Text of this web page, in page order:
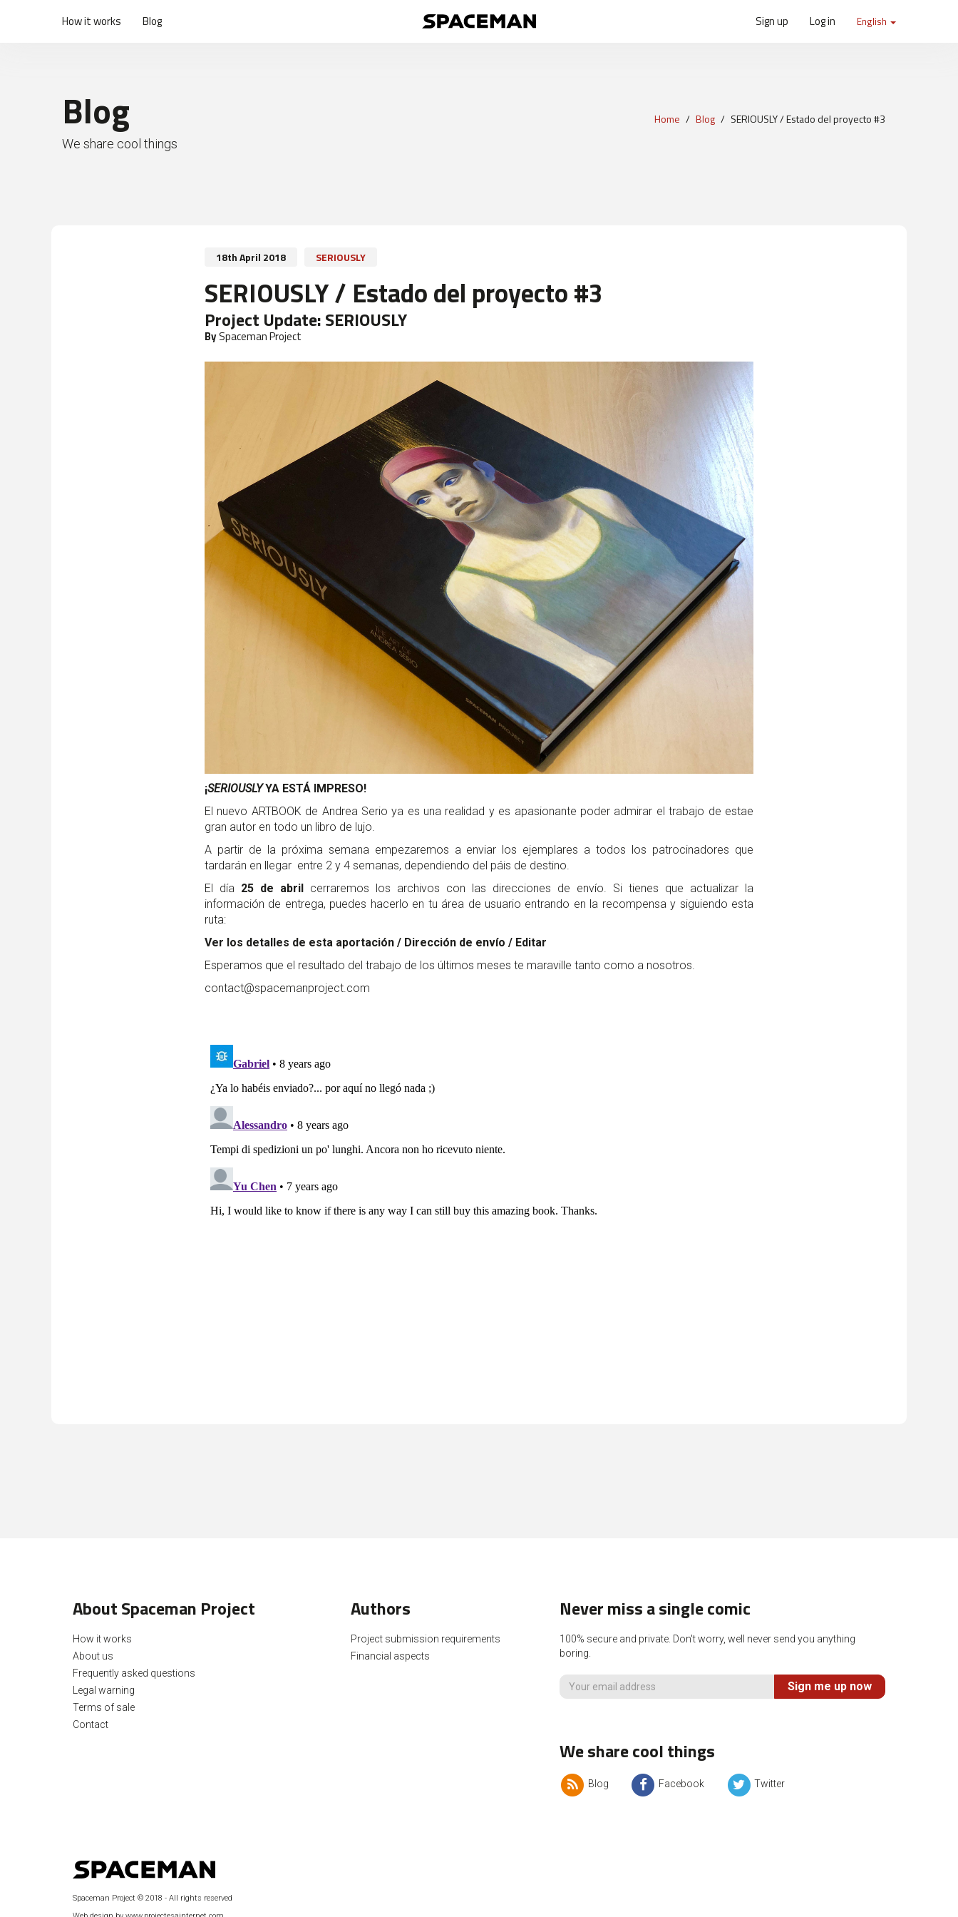
How it works Blog Sign up Log in English
Blog
We share cool things
Home Blog SERIOUSLY / Estado del proyecto #3
18th April 2018 SERIOUSLY
SERIOUSLY / Estado del proyecto #3
Project Update:SERIOUSLY
BySpaceman Project
¡SERIOUSLYYA ESTÁ IMPRESO!
El nuevo ARTBOOK de Andrea Serio ya es una realidad y es apasionante poder admirar el trabajo de estae
gran autor en todo un libro de lujo.
A partir de la próxima semana empezaremos a enviar los ejemplares a todos los patrocinadores que
tardarán en llegar entre 2 y 4 semanas, dependiendo del páis de destino.
El día 25 de abril cerraremos los archivos con las direcciones de envío. Si tienes que actualizar la
información de entrega, puedes hacerlo en tu área de usuario entrando en la recompensa y siguiendo esta
ruta:
Ver los detalles de esta aportación / Dirección de envío / Editar
Esperamos que el resultado del trabajo de los últimos meses te maraville tanto como a nosotros.
contact@spacemanproject.com
About Spaceman Project
How it works
About us
Frequently asked questions
Legal warning
Terms of sale
Contact
Authors
Project submission requirements
Financial aspects
Never miss a single comic
100% secure and private. Don't worry, well never send you anything
boring.
Sign me up now
We share cool things
Blog Facebook Twitter
Spaceman Project © 2018 - All rights reserved